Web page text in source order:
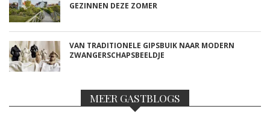
GEZINNEN DEZE ZOMER
VAN TRADITIONELE GIPSBUIK NAAR MODERN
ZWANGERSCHAPSBEELDJE
MEER GASTBLOGS